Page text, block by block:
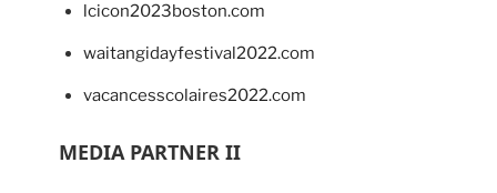
lcicon2023boston.com
waitangidayfestival2022.com
vacancesscolaires2022.com
MEDIA PARTNER II